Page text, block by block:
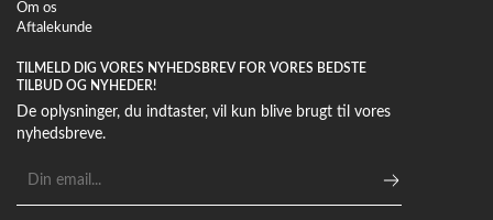
Om os
Aftalekunde
TILMELD DIG VORES NYHEDSBREV FOR VORES BEDSTE
TILBUD OG NYHEDER!
De oplysninger, du indtaster, vil kun blive brugt til vores
nyhedsbreve.
mailadresse